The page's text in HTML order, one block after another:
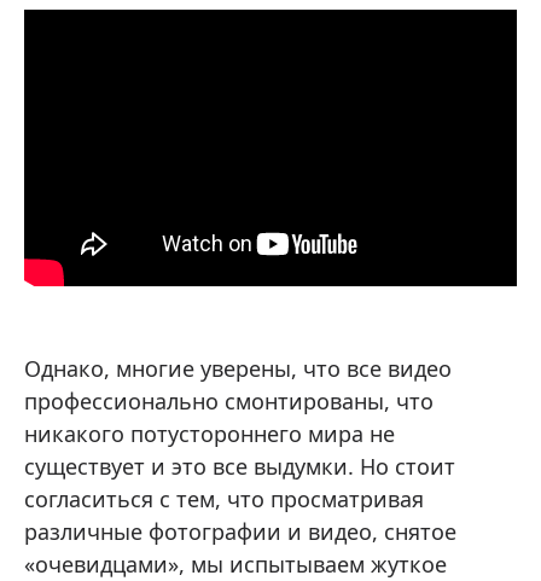
Однако, многие уверены, что все видео
профессионально смонтированы, что
никакого потустороннего мира не
существует и это все выдумки. Но стоит
согласиться с тем, что просматривая
различные фотографии и видео, снятое
«очевидцами», мы испытываем жуткое